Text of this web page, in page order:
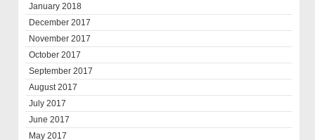
January 2018
December 2017
November 2017
October 2017
September 2017
August 2017
July 2017
June 2017
May 2017